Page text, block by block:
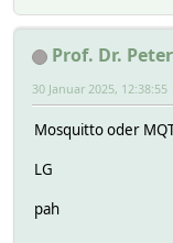
Prof. Dr.
30 Januar 2025, 12:38:55
Mosquitto oder
LG
pah